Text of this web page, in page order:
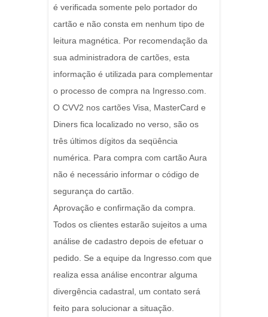
é verificada somente pelo portador do
cartão e não consta em nenhum tipo de
leitura magnética. Por recomendação da
sua administradora de cartões, esta
informação é utilizada para complementar
o processo de compra na Ingresso.com.
O CVV2 nos cartões Visa, MasterCard e
Diners fica localizado no verso, são os
três últimos dígitos da seqüência
numérica. Para compra com cartão Aura
não é necessário informar o código de
segurança do cartão.
Aprovação e confirmação da compra.
Todos os clientes estarão sujeitos a uma
análise de cadastro depois de efetuar o
pedido. Se a equipe da Ingresso.com que
realiza essa análise encontrar alguma
divergência cadastral, um contato será
feito para solucionar a situação.